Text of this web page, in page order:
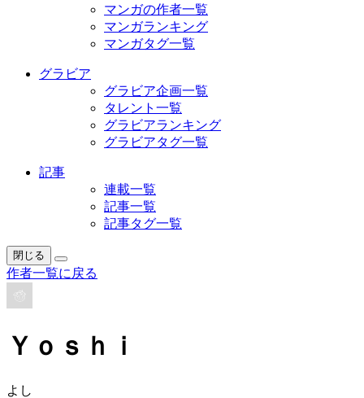
マンガの作者一覧
マンガランキング
マンガタグ一覧
グラビア
グラビア企画一覧
タレント一覧
グラビアランキング
グラビアタグ一覧
記事
連載一覧
記事一覧
記事タグ一覧
閉じる
作者一覧に戻る
Ｙｏｓｈｉ
よし